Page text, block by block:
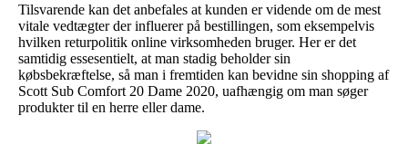
Tilsvarende kan det anbefales at kunden er vidende om de mest
vitale vedtægter der influerer på bestillingen, som eksempelvis
hvilken returpolitik online virksomheden bruger. Her er det
samtidig essesentielt, at man stadig beholder sin
købsbekræftelse, så man i fremtiden kan bevidne sin shopping af
Scott Sub Comfort 20 Dame 2020, uafhængig om man søger
produkter til en herre eller dame.